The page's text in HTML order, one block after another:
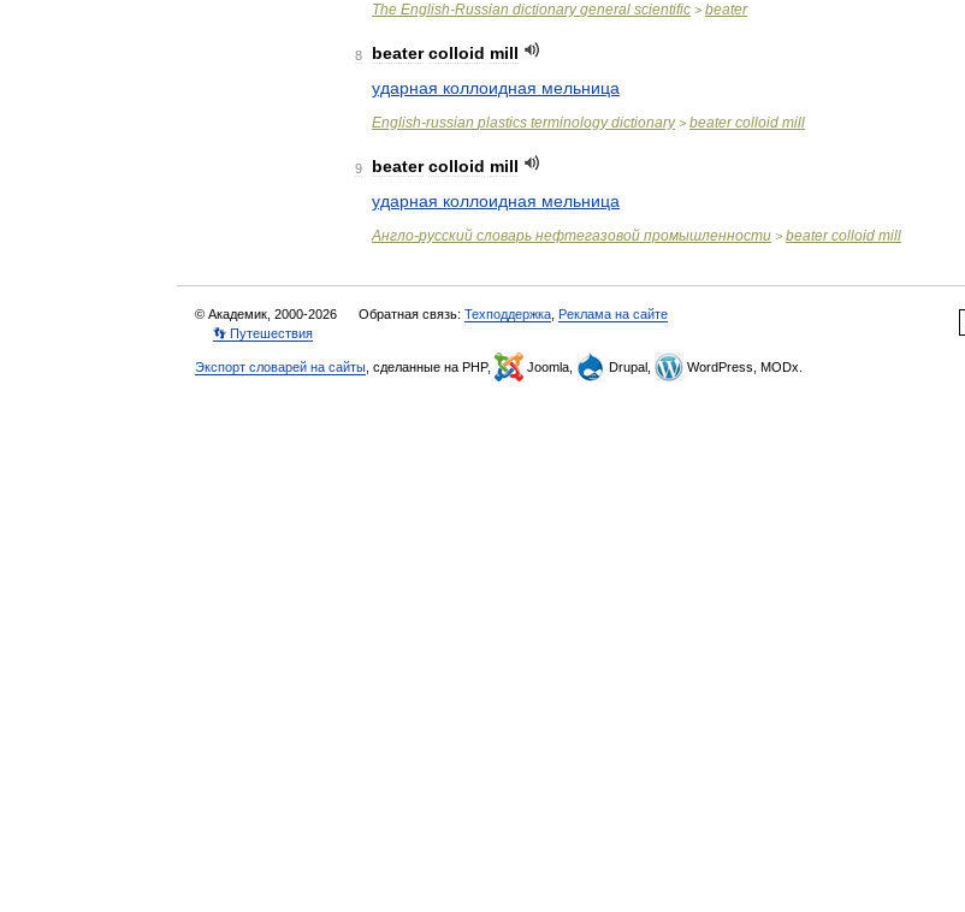
The English-Russian dictionary general scientific > beater
8 beater colloid mill
ударная коллоидная мельница
English-russian plastics terminology dictionary> beater colloid mill
9 beater colloid mill
ударная коллоидная мельница
Англо-русский словарь нефтегазовой промышленности > beater colloid mill
© Академик, 2000-2026 Обратная связь: Техподдержка Реклама на сайте
👣 Путешествия
Экспорт словарей на сайты , сделанные на PHP, Joomla, Drupal, WordPress, MODx.